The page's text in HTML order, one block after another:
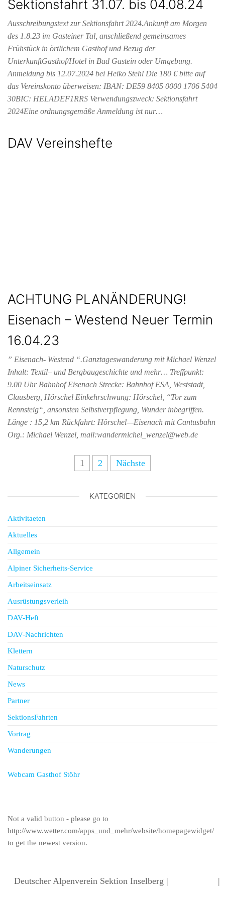
Sektionsfahrt 31.07. bis 04.08.24
Ausschreibungstext zur Sektionsfahrt 2024.Ankunft am Morgen
des 1.8.23 im Gasteiner Tal, anschließend gemeinsames
Frühstück in örtlichem Gasthof und Bezug der
UnterkunftGasthof/Hotel in Bad Gastein oder Umgebung.
Anmeldung bis 12.07.2024 bei Heiko Stehl Die 180 € bitte auf
das Vereinskonto überweisen: IBAN: DE59 8405 0000 1706 5404
30BIC: HELADEF1RRS Verwendungszweck: Sektionsfahrt
2024Eine ordnungsgemäße Anmeldung ist nur…
DAV Vereinshefte
ACHTUNG PLANÄNDERUNG!
Eisenach – Westend Neuer Termin
16.04.23
” Eisenach- Westend “.Ganztageswanderung mit Michael Wenzel
Inhalt: Textil– und Bergbaugeschichte und mehr… Treffpunkt:
9.00 Uhr Bahnhof Eisenach Strecke: Bahnhof ESA, Weststadt,
Clausberg, Hörschel Einkehrschwung: Hörschel, “Tor zum
Rennsteig“, ansonsten Selbstverpflegung, Wunder inbegriffen.
Länge : 15,2 km Rückfahrt: Hörschel—Eisenach mit Cantusbahn
Org.: Michael Wenzel, mail:wandermichel_wenzel@web.de
1 2 Nächste
KATEGORIEN
Aktivitaeten
Aktuelles
Allgemein
Alpiner Sicherheits-Service
Arbeitseinsatz
Ausrüstungsverleih
DAV-Heft
DAV-Nachrichten
Klettern
Naturschutz
News
Partner
SektionsFahrten
Vortrag
Wanderungen
Webcam Gasthof Stöhr
Not a valid button - please go to
http://www.wetter.com/apps_und_mehr/website/homepagewidget/
to get the newest version.
Deutscher Alpenverein Sektion Inselberg |
|